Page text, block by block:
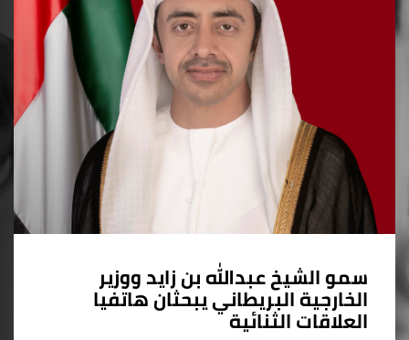
سمو الشيخ عبدالله بن زايد ووزير
الخارجية البريطاني يبحثان هاتفيا
العلاقات الثنائية